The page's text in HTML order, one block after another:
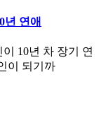
년 연애
10년 차 장기 연
이 되기까